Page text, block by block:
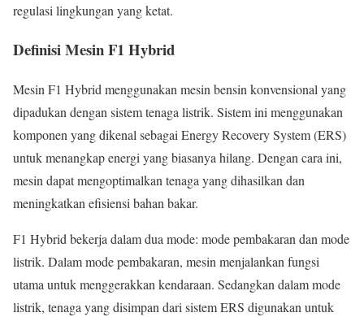
regulasi lingkungan yang ketat.
Definisi Mesin F1 Hybrid
Mesin F1 Hybrid menggunakan mesin bensin konvensional yang
dipadukan dengan sistem tenaga listrik. Sistem ini menggunakan
komponen yang dikenal sebagai Energy Recovery System (ERS)
untuk menangkap energi yang biasanya hilang. Dengan cara ini,
mesin dapat mengoptimalkan tenaga yang dihasilkan dan
meningkatkan efisiensi bahan bakar.
F1 Hybrid bekerja dalam dua mode: mode pembakaran dan mode
listrik. Dalam mode pembakaran, mesin menjalankan fungsi
utama untuk menggerakkan kendaraan. Sedangkan dalam mode
listrik, tenaga yang disimpan dari sistem ERS digunakan untuk